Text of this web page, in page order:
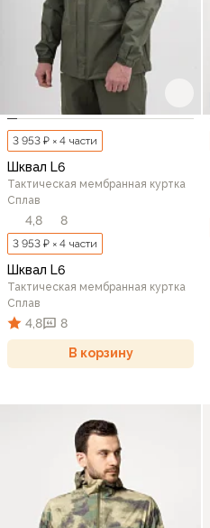
3 953 ₽ × 4 части
Шквал L6
Тактическая мембранная куртка
Сплав
4,8 8
3 953 ₽ × 4 части
Шквал L6
Тактическая мембранная куртка
Сплав
4,8 8
В корзину